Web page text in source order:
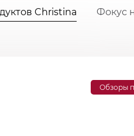
Christina Фокус
Обзоры